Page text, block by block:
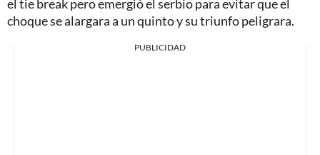
el tie break pero emergió el serbio para evitar que el
choque se alargara a un quinto y su triunfo peligrara.
PUBLICIDAD